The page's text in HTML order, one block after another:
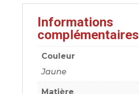
Informations
complémentaires
Couleur
Jaune
Matière